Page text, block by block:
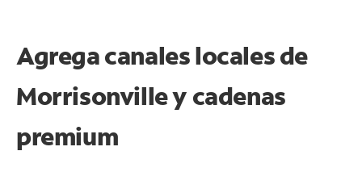
Agrega canales locales de
Morrisonville y cadenas
premium